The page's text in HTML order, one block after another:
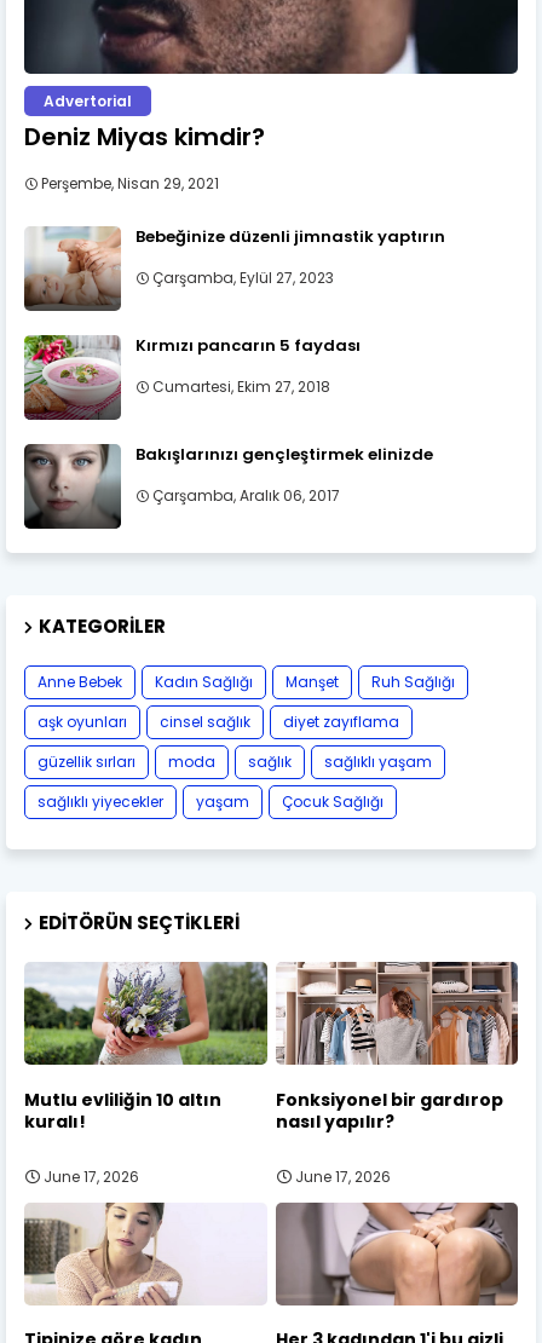
Advertorial
Deniz Miyas kimdir?
Perşembe, Nisan 29, 2021
Bebeğinize düzenli jimnastik yaptırın
Çarşamba, Eylül 27, 2023
Kırmızı pancarın 5 faydası
Cumartesi, Ekim 27, 2018
Bakışlarınızı gençleştirmek elinizde
Çarşamba, Aralık 06, 2017
KATEGORILER
Anne Bebek Kadın Sağlığı Manşet
Ruh Sağlığı
aşk oyunları
cinsel sağlık
diyet zayıflama
güzellik sırları
moda sağlık
sağlıklı yaşam
sağlıklı yiyecekler
yaşam Çocuk Sağlığı
EDITÖRÜN SEÇTIKLERI
Mutlu evliliğin 10 altın
kuralı!
June 17, 2026
Fonksiyonel bir gardırop
nasıl yapılır?
June 17, 2026